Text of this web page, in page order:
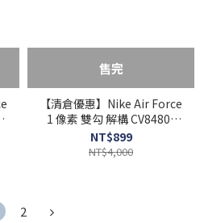
售完
【清倉優惠】Nike Air Force
1 像素 雙勾 解構 CV8480-
300
NT$899
NT$4,000
2